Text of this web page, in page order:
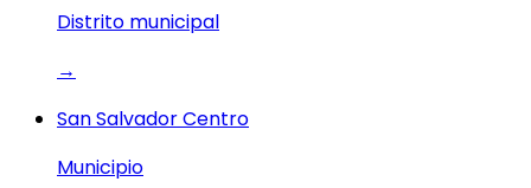
Distrito municipal
→
San Salvador Centro
Municipio